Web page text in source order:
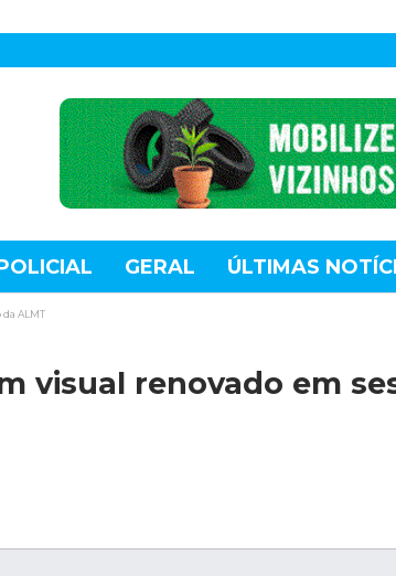
GERAL ÚLTIMAS
ALMT
visual renovado em